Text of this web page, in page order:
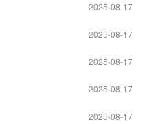
2025-08-17
2025-08-17
2025-08-17
2025-08-17
2025-08-17